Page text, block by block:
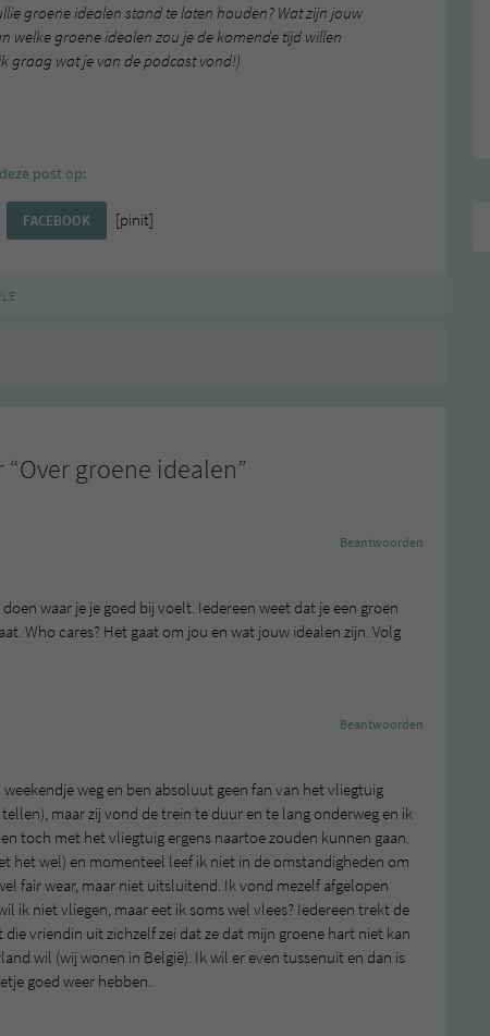
groene idealen stand te laten houden? Wat zijn jouw
welke groene idealen zou je de komende tijd willen
graag wat je van de podcast vond!)
post op:
FACEBOOK [pinit]
Over groene idealen”
waar je je goed bij voelt. Iedereen weet dat je een groen
Who cares? Het gaat om jou en wat jouw idealen zijn. Volg
Beantwoorden
weg en ben absoluut geen fan van het vliegtuig
maar zij vond de trein te duur en te lang onderweg en ik
toch met het vliegtuig ergens naartoe zouden kunnen gaan.
het wel) en momenteel leef ik niet in de omstandigheden om
fair wear, maar niet uitsluitend. Ik vond mezelf afgelopen
ik niet vliegen, maar eet ik soms wel vlees? Iedereen trekt de
vriendin uit zichzelf zei dat ze dat mijn groene hart niet kan
wil (wij wonen in België). Ik wil er even tussenuit en dan is
goed weer hebben.
Beantwoorden